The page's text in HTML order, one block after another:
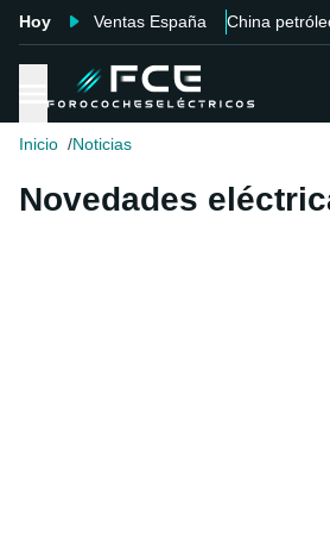
Hoy Ventas España China
Inicio Noticias
Novedades